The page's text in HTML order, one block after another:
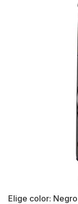
Elige color: Negro